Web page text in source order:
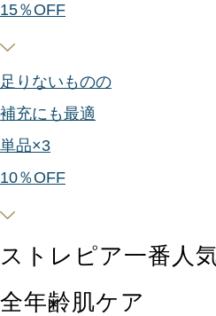
15％OFF
足りないものの
補充にも最適
単品×3
10％OFF
ストレピア一番人
全年齢肌ケア